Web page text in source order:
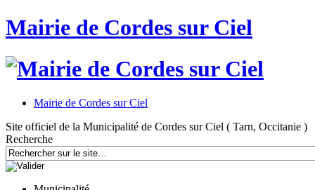
Mairie de Cordes sur Ciel
Mairie de Cordes sur Ciel
Site officiel de la Municipalité de Cordes sur Ciel ( Tarn, Occitanie )
Recherche